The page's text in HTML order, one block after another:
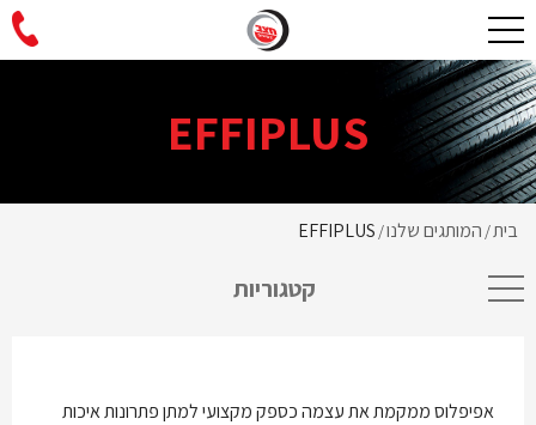
EFFIPLUS
בית/ המותגים שלנו/
EFFIPLUS
קטגוריות
אפיפלוס ממקמת את עצמה כספק מקצועי למתן פתרונות איכות